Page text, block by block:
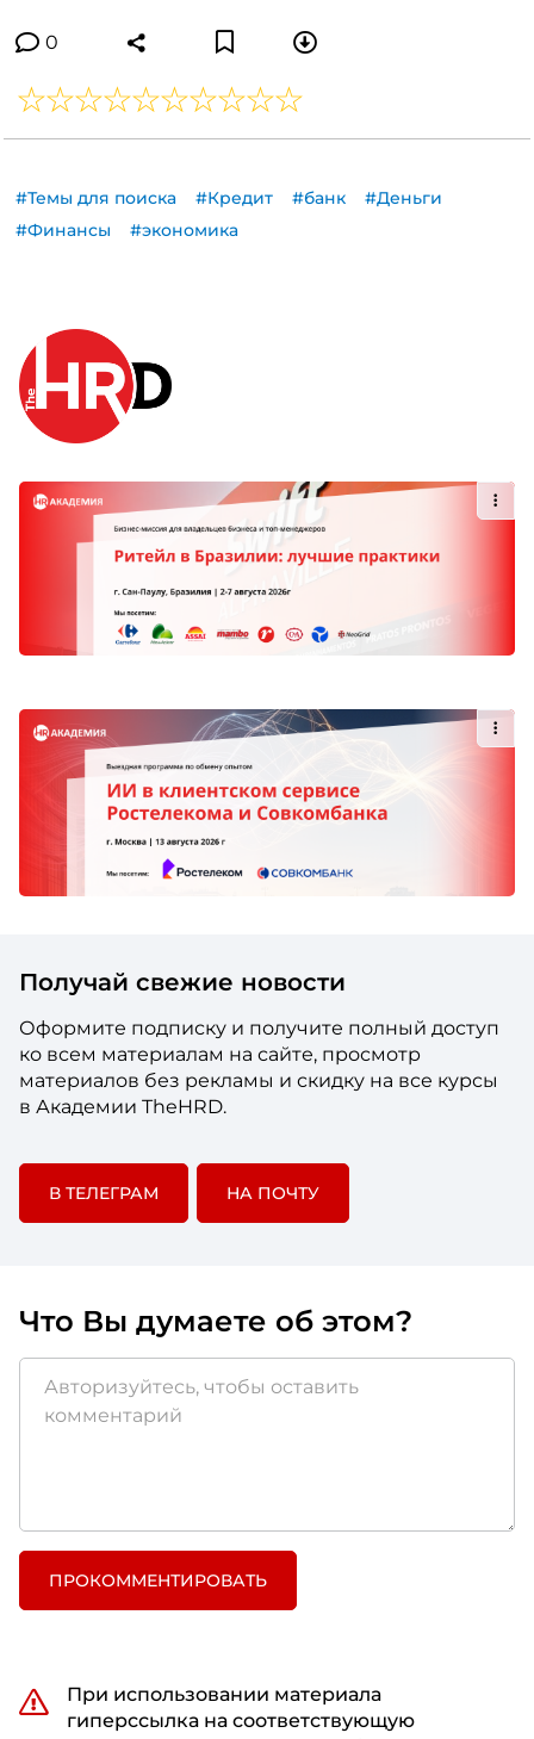
0
#Темы для поиска #Кредит #банк
#Деньги
#Финансы
#экономика
Получай свежие новости
Оформите подписку и получите полный доступ
ко всем материалам на сайте, просмотр
материалов без рекламы и скидку на все курсы
в Академии TheHRD.
В ТЕЛЕГРАМ НА ПОЧТУ
Что Вы думаете об этом?
ПРОКОММЕНТИРОВАТЬ
При использовании материала
гиперссылка на соответствующую